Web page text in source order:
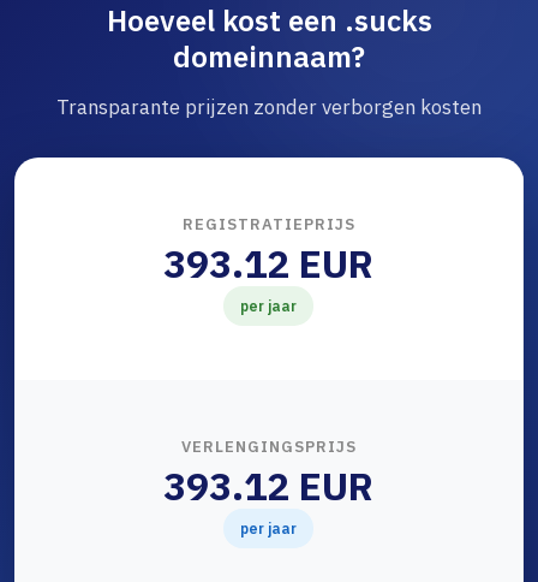
Hoeveel kost een .sucks
domeinnaam?
Transparante prijzen zonder verborgen kosten
REGISTRATIEPRIJS
393.12 EUR
per jaar
VERLENGINGSPRIJS
393.12 EUR
per jaar